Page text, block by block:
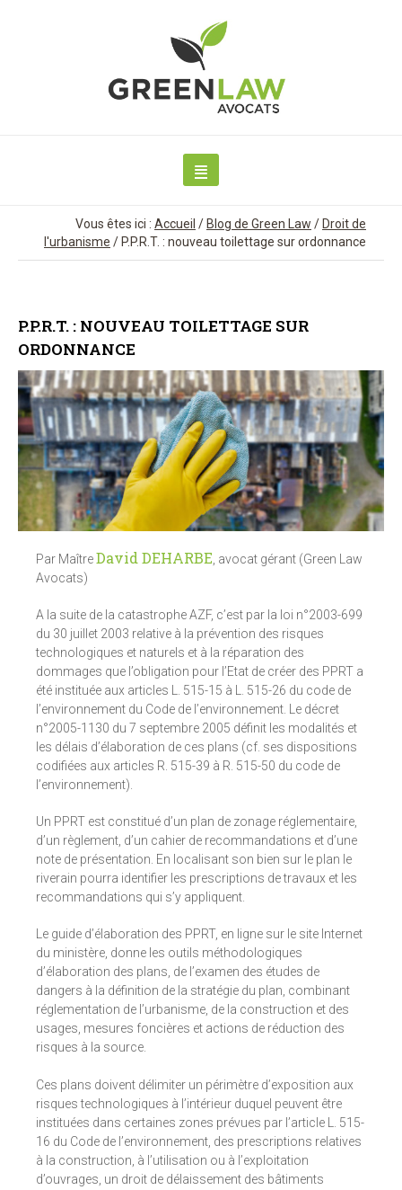
Vous êtes ici : Accueil / Blog de Green Law / Droit de
l'urbanisme / P.P.R.T. : nouveau toilettage sur ordonnance
P.P.R.T. : NOUVEAU TOILETTAGE SUR
ORDONNANCE
Par MaîtreDavid DEHARBE , avocat gérant (Green Law
Avocats)
A la suite de la catastrophe AZF, c’est par la loi n°2003-699
du 30 juillet 2003 relative à la prévention des risques
technologiques et naturels et à la réparation des
dommages que l’obligation pour l’Etat de créer des PPRT a
été instituée aux articles L. 515-15 à L. 515-26 du code de
l’environnement du Code de l’environnement. Le décret
n°2005-1130 du 7 septembre 2005 définit les modalités et
les délais d’élaboration de ces plans (cf. ses dispositions
codifiées aux articles R. 515-39 à R. 515-50 du code de
l’environnement).
Un PPRT est constitué d’un plan de zonage réglementaire,
d’un règlement, d’un cahier de recommandations et d’une
note de présentation. En localisant son bien sur le plan le
riverain pourra identifier les prescriptions de travaux et les
recommandations qui s’y appliquent.
Le guide d’élaboration des PPRT, en ligne sur le site Internet
du ministère, donne les outils méthodologiques
d’élaboration des plans, de l’examen des études de
dangers à la définition de la stratégie du plan, combinant
réglementation de l’urbanisme, de la construction et des
usages, mesures foncières et actions de réduction des
risques à la source.
Ces plans doivent délimiter un périmètre d’exposition aux
risques technologiques à l’intérieur duquel peuvent être
instituées dans certaines zones prévues par l’article L. 515-
16 du Code de l’environnement, des prescriptions relatives
à la construction, à l’utilisation ou à l’exploitation
d’ouvrages, un droit de délaissement des bâtiments